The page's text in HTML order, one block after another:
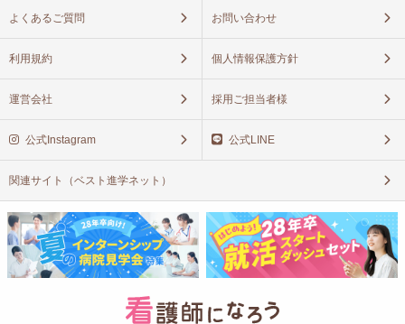
よくあるご質問 お問い合わせ
利用規約 個人情報保護方針
運営会社 採用ご担当者様
公式Instagram 公式LINE
関連サイト（ベスト進学ネット）